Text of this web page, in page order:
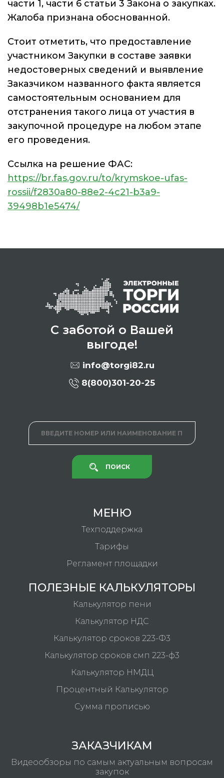
части 1, части 6 статьи 3 Закона о закупках.
Жалоба признана обоснованной.
Стоит отметить, что предоставление
участником Закупки в составе заявки
недостоверных сведений и выявление
Заказчиком названного факта является
самостоятельным основанием для
отстранения такого лица от участия в
закупочной процедуре на любом этапе
его проведения.
Ссылка на решение ФАС:
https://br.fas.gov.ru/to/krymskoe-ufas-
rossii/f2830a80-88e2-4c21-b3a9-
39498b1e5474/
С заботой о Вашей
выгоде!
info@torgi82.ru
8(800)301-20-25
ПОИСК
МЕНЮ
Техподдержка
Тарифы
Регламент площадки
ПОЛЕЗНЫЕ КАЛЬКУЛЯТОРЫ
Калькулятор пени
Калькулятор НДС
Калькулятор сроков 223-Ф3
Калькулятор сроков смп 223-ф3
Калькулятор НМДЦ
Процентный Калькулятор
Сумма прописью
ЗАКАЗЧИКАМ
Видеообзоры по самым актуальным вопросам
закупок